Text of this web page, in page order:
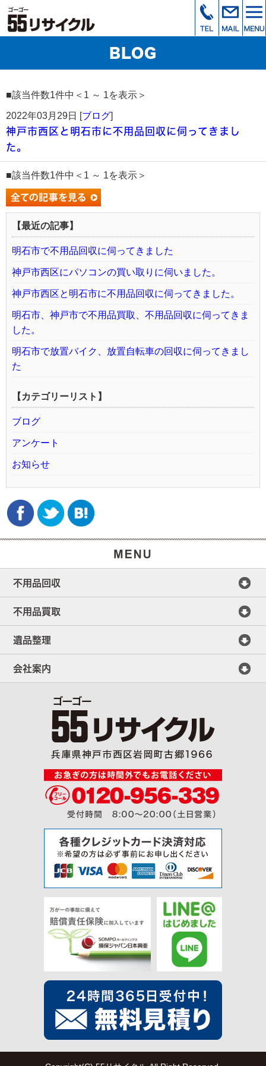
BLOG
■該当件数1件中＜1 ～ 1を表示＞
2022年03月29日 [ブログ]
神戸市西区と明石市に不用品回収に伺ってきまし
た。
■該当件数1件中＜1 ～ 1を表示＞
【最近の記事】
明石市で不用品回収に伺ってきました
神戸市西区にパソコンの買い取りに伺いました。
神戸市西区と明石市に不用品回収に伺ってきました。
明石市、神戸市で不用品買取、不用品回収に伺ってきま
した。
明石市で放置バイク、放置自転車の回収に伺ってきまし
た
【カテゴリーリスト】
ブログ
アンケート
お知らせ
不用品回収
不用品買取
遺品整理
会社案内